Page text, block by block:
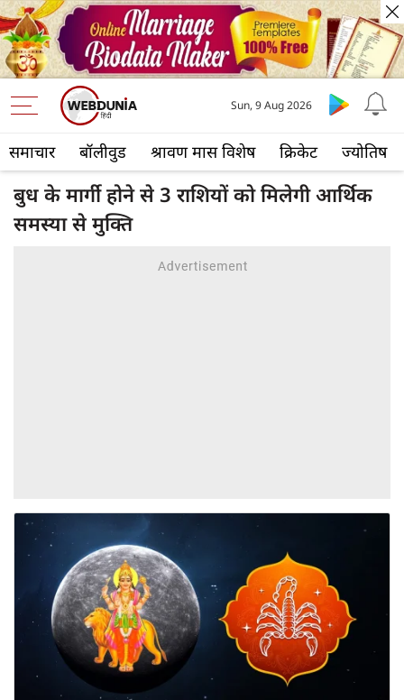
समाचार बॉलीवुड श्रावण मास विशेष क्रिकेट ज्योतिष
Sun, 9 Aug 2026
बुध के मार्गी होने से 3 राशियों को मिलेगी आर्थिक
समस्या से मुक्ति